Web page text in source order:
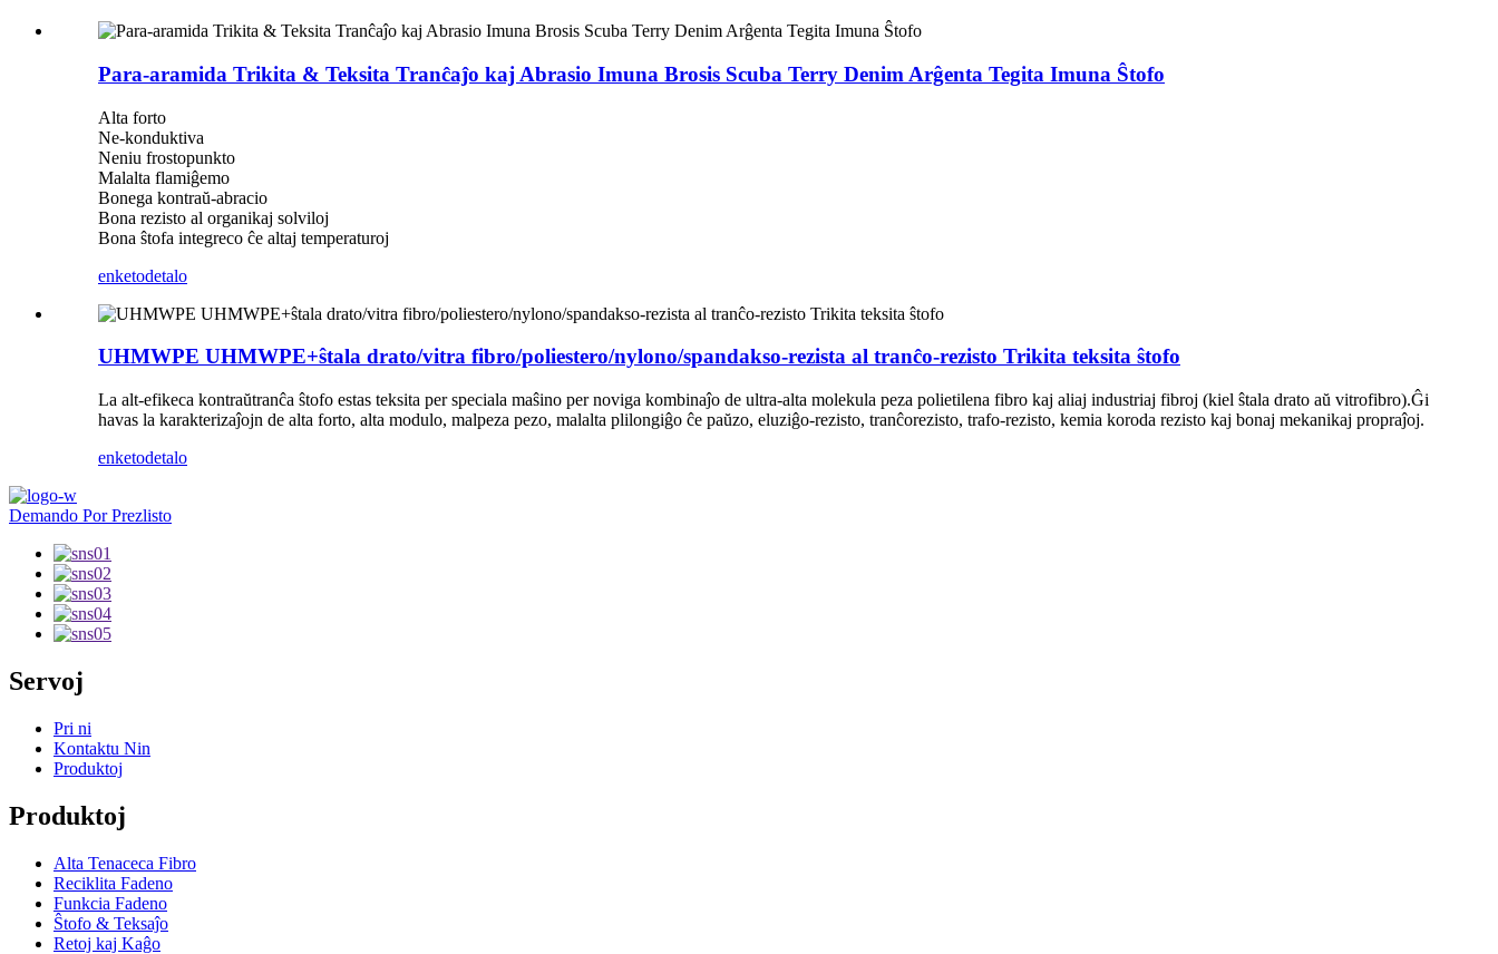
Para-aramida Trikita & Teksita Tranĉaĵo kaj Abrasio Imuna Brosis Scuba Terry Denim Arĝenta Tegita Imuna Ŝtofo
Alta forto
Ne-konduktiva
Neniu frostopunkto
Malalta flamiĝemo
Bonega kontraŭ-abracio
Bona rezisto al organikaj solviloj
Bona ŝtofa integreco ĉe altaj temperaturoj
enketodetalo
UHMWPE UHMWPE+ŝtala drato/vitra fibro/poliestero/nylono/spandakso-rezista al tranĉo-rezisto Trikita teksita ŝtofo
La alt-efikeca kontraŭtranĉa ŝtofo estas teksita per speciala maŝino per noviga kombinaĵo de ultra-alta molekula peza polietilena fibro kaj aliaj industriaj fibroj (kiel ŝtala drato aŭ vitrofibro).Ĝi
havas la karakterizaĵojn de alta forto, alta modulo, malpeza pezo, malalta plilongiĝo ĉe paŭzo, eluziĝo-rezisto, tranĉorezisto, trafo-rezisto, kemia koroda rezisto kaj bonaj mekanikaj propraĵoj.
enketodetalo
Demando Por Prezlisto
Servoj
Pri ni
Kontaktu Nin
Produktoj
Produktoj
Alta Tenaceca Fibro
Reciklita Fadeno
Funkcia Fadeno
Ŝtofo & Teksaĵo
Retoj kaj Kaĝo